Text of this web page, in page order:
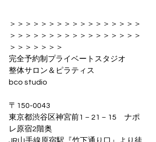
＞＞＞＞＞＞＞＞＞＞＞＞＞＞＞＞＞
＞＞＞＞＞＞＞＞＞＞＞＞＞＞＞＞＞
＞＞＞＞＞＞＞
完全予約制プライベートスタジオ
整体サロン＆ピラティス
bco studio
〒150-0043
東京都渋谷区神宮前1－21－15　ナポ
レ原宿2階奥